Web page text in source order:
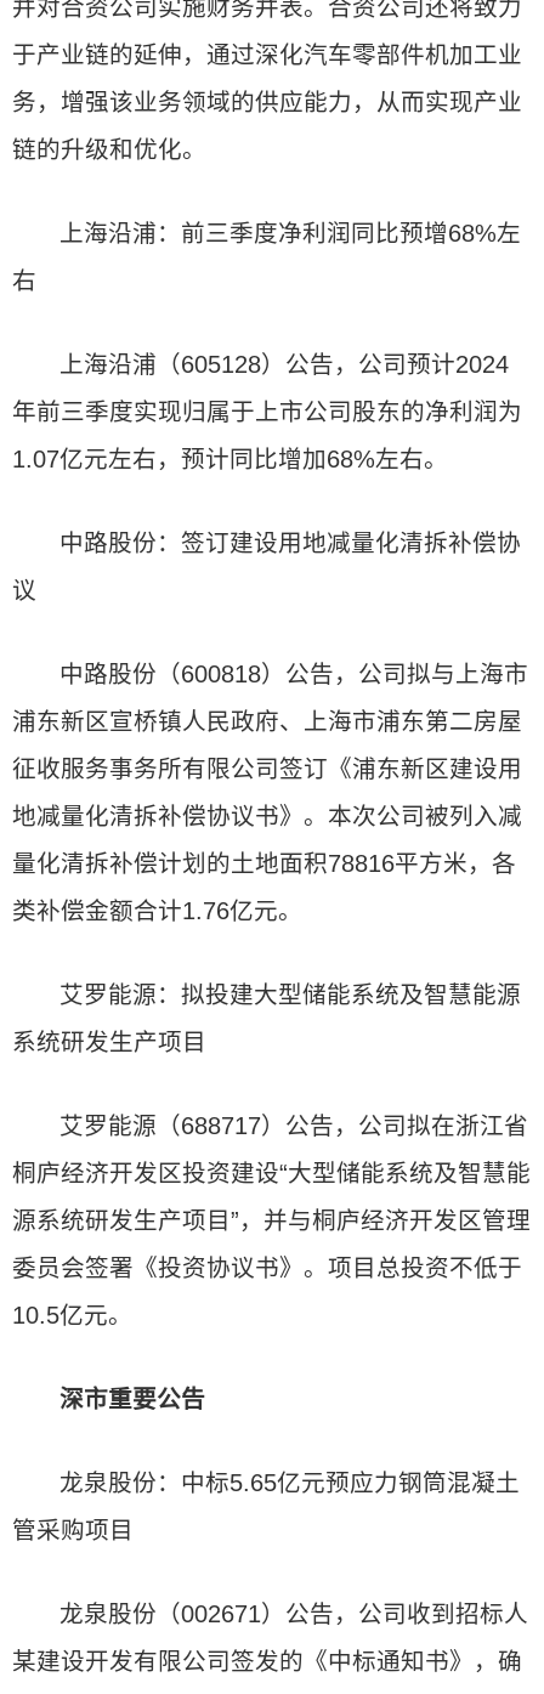
并对合资公司实施财务并表。合资公司还将致力
于产业链的延伸，通过深化汽车零部件机加工业
务，增强该业务领域的供应能力，从而实现产业
链的升级和优化。
上海沿浦：前三季度净利润同比预增68%左
右
上海沿浦（605128）公告，公司预计2024
年前三季度实现归属于上市公司股东的净利润为
1.07亿元左右，预计同比增加68%左右。
中路股份：签订建设用地减量化清拆补偿协
议
中路股份（600818）公告，公司拟与上海市
浦东新区宣桥镇人民政府、上海市浦东第二房屋
征收服务事务所有限公司签订《浦东新区建设用
地减量化清拆补偿协议书》。本次公司被列入减
量化清拆补偿计划的土地面积78816平方米，各
类补偿金额合计1.76亿元。
艾罗能源：拟投建大型储能系统及智慧能源
系统研发生产项目
艾罗能源（688717）公告，公司拟在浙江省
桐庐经济开发区投资建设“大型储能系统及智慧能
源系统研发生产项目”，并与桐庐经济开发区管理
委员会签署《投资协议书》。项目总投资不低于
10.5亿元。
深市重要公告
龙泉股份：中标5.65亿元预应力钢筒混凝土
管采购项目
龙泉股份（002671）公告，公司收到招标人
某建设开发有限公司签发的《中标通知书》，确